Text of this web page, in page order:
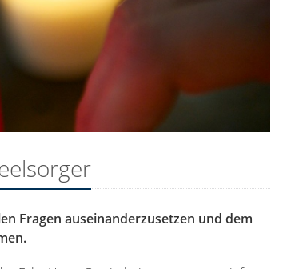
Fragen auseinanderzusetzen und dem